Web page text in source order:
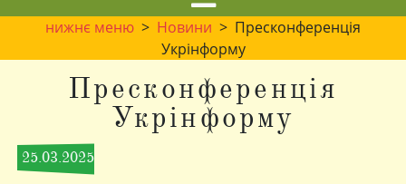
нижнє меню > Новини > Пресконференція
Укрінформу
Пресконференція
Укрінформу
25.03.2025